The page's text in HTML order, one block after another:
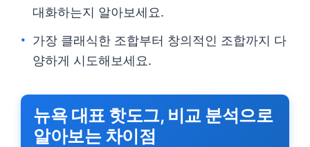
대화하는지 알아보세요.
가장 클래식한 조합부터 창의적인 조합까지 다
양하게 시도해보세요.
뉴욕 대표 핫도그, 비교 분석으로
알아보는 차이점